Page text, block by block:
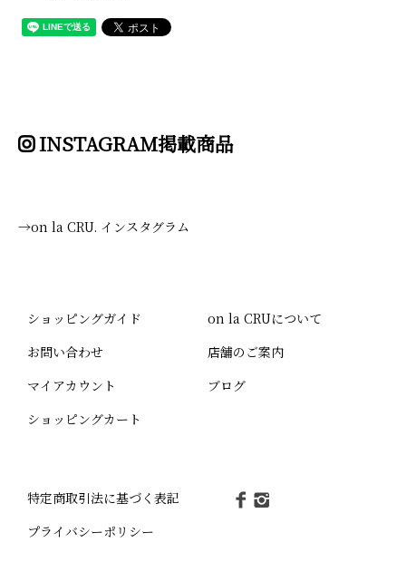
INSTAGRAM掲載商品
→on la CRU. インスタグラム
ショッピングガイド
お問い合わせ
マイアカウント
ショッピングカート
on la CRUについて
店舗のご案内
ブログ
特定商取引法に基づく表記
プライバシーポリシー